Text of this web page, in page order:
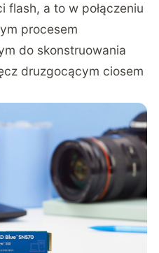
flash, a to w połączeniu
procesem
do skonstruowania
druzgocącym ciosem